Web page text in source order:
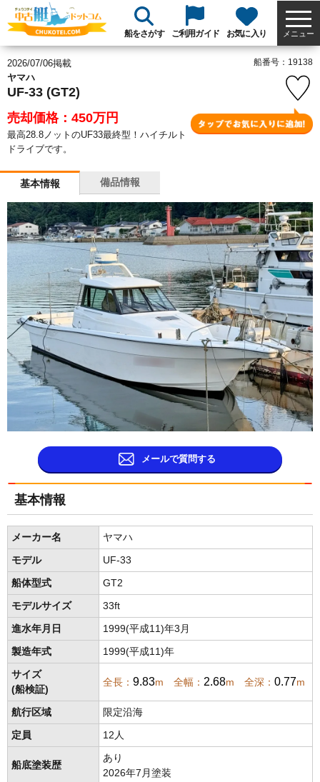
船をさがす ご利用ガイド お気に入り メニュー
2026/07/06掲載
ヤマハ
UF-33 (GT2)
売却価格：450万円
最高28.8ノットのUF33最終型！ハイチルト
ドライブです。
船番号：19138
基本情報 備品情報
メールで質問する
基本情報
メーカー名 ヤマハ
モデル UF-33
船体型式 GT2
モデルサイズ 33ft
進水年月日 1999(平成11)年3月
製造年式 1999(平成11)年
サイズ
(船検証)
全長： 9.83m 全幅： 2.68m 全深： 0.77m
航行区域 限定沿海
定員 12人
船底塗装歴
あり
2026年7月塗装